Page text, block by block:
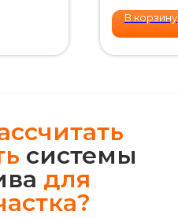
В корзину
системы
для